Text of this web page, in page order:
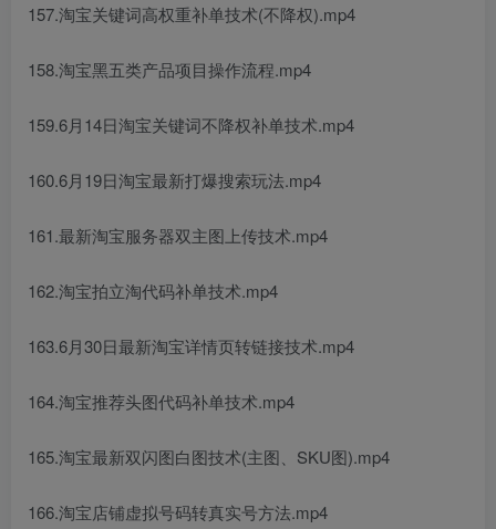
157.淘宝关键词高权重补单技术(不降权).mp4
158.淘宝黑五类产品项目操作流程.mp4
159.6月14日淘宝关键词不降权补单技术.mp4
160.6月19日淘宝最新打爆搜索玩法.mp4
161.最新淘宝服务器双主图上传技术.mp4
162.淘宝拍立淘代码补单技术.mp4
163.6月30日最新淘宝详情页转链接技术.mp4
164.淘宝推荐头图代码补单技术.mp4
165.淘宝最新双闪图白图技术(主图、SKU图).mp4
166.淘宝店铺虚拟号码转真实号方法.mp4